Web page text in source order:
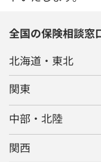
全国の保険相談窓
北海道・東北
関東
中部・北陸
関西